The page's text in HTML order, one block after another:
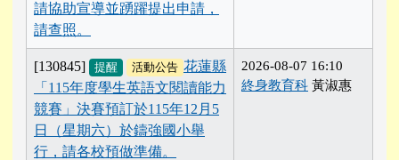
請協助宣導並踴躍提出申請，
請查照。
[130845] 提醒 活動公告 花蓮縣
「115年度學生英語文閱讀能力
競賽」決賽預訂於115年12月5
日（星期六）於鑄強國小舉
行，請各校預做準備。
2026-08-07 16:10
終身教育科 黃淑惠